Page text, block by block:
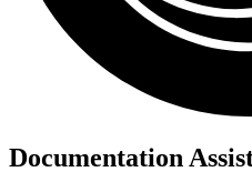
Documentation